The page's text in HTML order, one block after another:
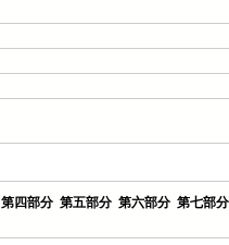
第四部分 第五部分 第六部分 第七部分